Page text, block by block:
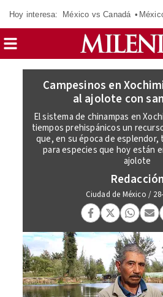
Hoy interesa: México vs Canadá
Campesinos en
al ajolote con
El sistema de chinampas en
tiempos prehispánicos un
que, en su época de
para especies que hoy están
ajolote
Redacción
Ciudad de México /